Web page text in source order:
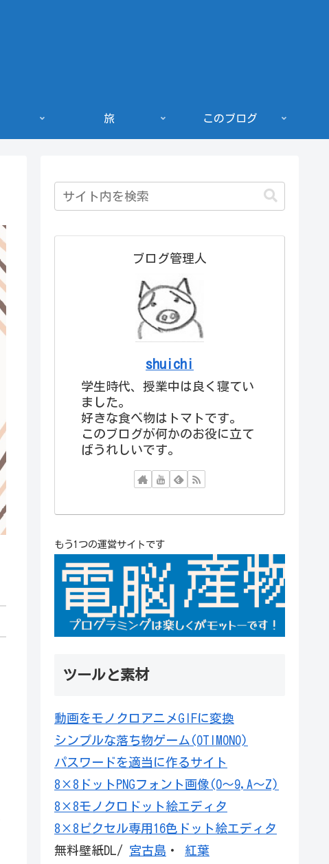
旅 このブログ
ブログ管理人
shuichi
学生時代、授業中は良く寝てい
ました。
好きな食べ物はトマトです。
このブログが何かのお役に立て
ばうれしいです。
もう1つの運営サイトです
ツールと素材
動画をモノクロアニメGIFに変換
シンプルな落ち物ゲーム(OTIMONO)
パスワードを適当に作るサイト
8×8ドットPNGフォント画像(0～9,A～Z)
8×8モノクロドット絵エディタ
8×8ピクセル専用16色ドット絵エディタ
無料壁紙DL/ 宮古島 ・ 紅葉